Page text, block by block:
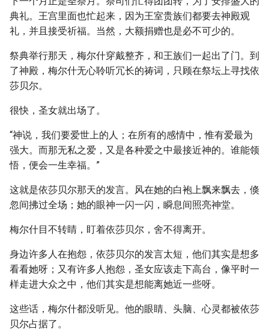
典礼。王宫里面也忙起来，因为王室贵族们都要去神殿观
礼，并且接受祈福。当然，大额捐赠也是必不可少的。
祭典举行那天，梅尔什穿戴整齐，和王族们一起出了门。到
了神殿，梅尔什无心聆听冗长的祷词，只顾在祭坛上寻找依
莎贝尔。
很快，圣女就出场了。
“神说，我们要爱世上的人；在所有的感情中，惟有爱最为
强大。而那无私之爱，又是各种爱之中最接近神的。谁能领
悟，便会一生幸福。”
这就是依莎贝尔那天的发言。风在她的白袍上飘来飘去，倏
忽间拂过全场；她的眼神一闪一闪，瞬息间照亮神堂。
梅尔什目不转睛，盯着依莎贝尔，舍不得离开。
身边许多人在抱怨，依莎贝尔的发言太短，他们其实是想多
看看她呀；又有许多人抱怨，圣女应该走下高台，像平时一
样走进大众之中，他们其实是想能离她近一些呀。
这些话，梅尔什都没听见。他的眼睛、头脑、心灵都被依莎
贝尔占据了。